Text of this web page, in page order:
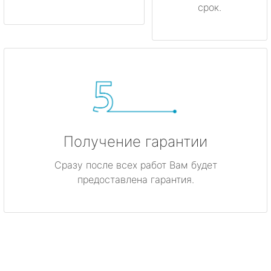
срок.
Получение гарантии
Сразу после всех работ Вам будет
предоставлена гарантия.